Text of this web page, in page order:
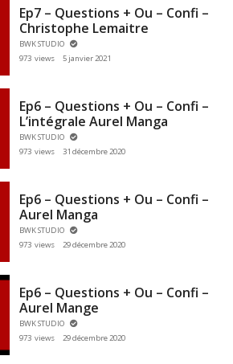
Ep7 – Questions + Ou – Confi –
Christophe Lemaitre
BWK STUDIO
973 views
5 janvier 2021
Ep6 – Questions + Ou – Confi –
L’intégrale Aurel Manga
BWK STUDIO
973 views
31 décembre 2020
Ep6 – Questions + Ou – Confi –
Aurel Manga
BWK STUDIO
973 views
29 décembre 2020
Ep6 – Questions + Ou – Confi –
Aurel Mange
BWK STUDIO
973 views
29 décembre 2020